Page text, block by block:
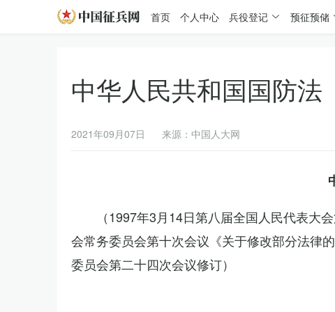
首页 个人中心 兵役登记 预征预储
中华人民共和国国防法
2021年09月07日 来源：中国人大网
（1997年3月14日第八届全国人民代表
会常务委员会第十次会议《关于修改部分法
委员会第二十四次会议修订）